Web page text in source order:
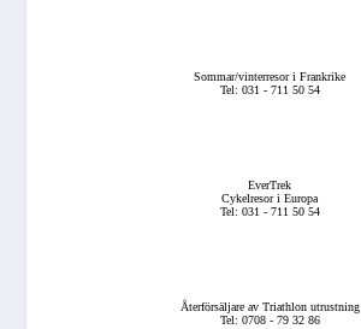
Sommar/vinterresor i Frankrike
Tel: 031 - 711 50 54
EverTrek
Cykelresor i Europa
Tel: 031 - 711 50 54
Återförsäljare av Triathlon utrustning
Tel: 0708 - 79 32 86